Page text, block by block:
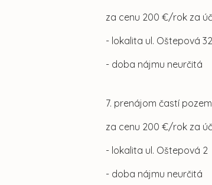
za cenu 200 €/rok za
- lokalita ul. Oštepová 32
- doba nájmu neurčitá
7. prenájom častí
za cenu 200 €/rok za
- lokalita ul. Oštepová 2
- doba nájmu neurčitá